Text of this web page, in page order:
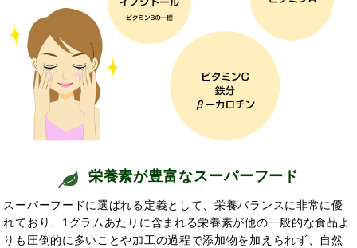
栄養素が豊富なスーパーフード
スーパーフードに選ばれる定義として、栄養バランスに非常に優
れており、1グラムあたりに含まれる栄養素が他の一般的な食品よ
りも圧倒的に多いことや加工の過程で添加物を加えられず、自然